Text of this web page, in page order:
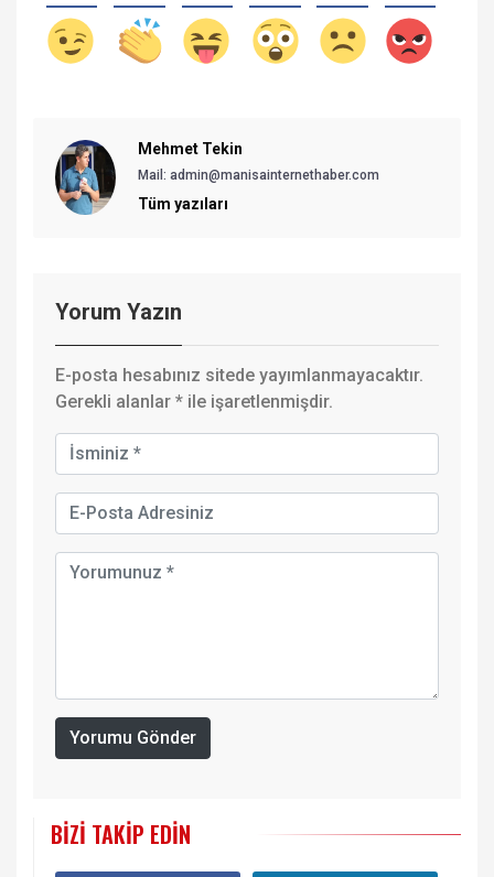
Mehmet Tekin
Mail: admin@manisainternethaber.com
Tüm yazıları
Yorum Yazın
E-posta hesabınız sitede yayımlanmayacaktır.
Gerekli alanlar * ile işaretlenmişdir.
Yorumu Gönder
BIZI TAKIP EDIN